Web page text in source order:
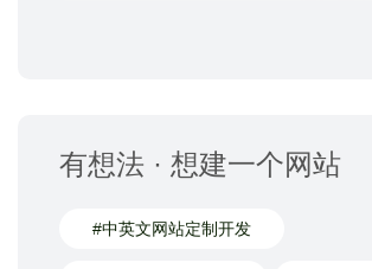
有想法 · 想建一个网站
#中英文网站定制开发